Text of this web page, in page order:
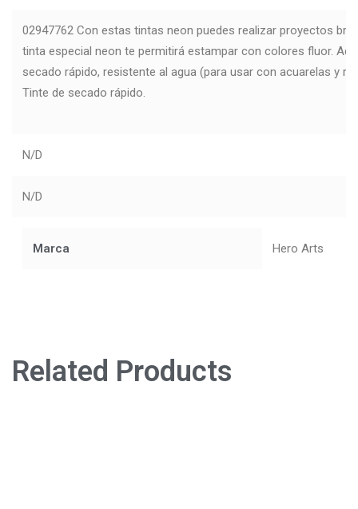
02947762 Con estas tintas neon puedes realizar proyectos
tinta especial neon te permitirá estampar con colores fluor.
secado rápido, resistente al agua (para usar con acuarelas y
Tinte de secado rápido.
N/D
N/D
Marca Hero Arts
Related Products